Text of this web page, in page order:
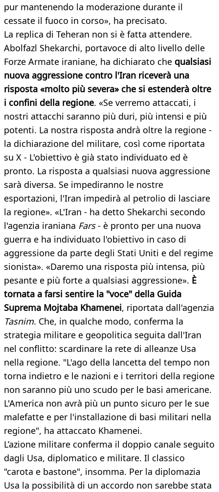
pur mantenendo la moderazione durante il
cessate il fuoco in corso», ha precisato.
La replica di Teheran non si è fatta attendere.
Abolfazl Shekarchi, portavoce di alto livello delle
Forze Armate iraniane, ha dichiarato che qualsiasi
nuova aggressione contro l'Iran riceverà una
risposta «molto più severa» che si estenderà oltre
i confini della regione. «Se verremo attaccati, i
nostri attacchi saranno più duri, più intensi e più
potenti. La nostra risposta andrà oltre la regione -
la dichiarazione del militare, così come riportata
su X - L'obiettivo è già stato individuato ed è
pronto. La risposta a qualsiasi nuova aggressione
sarà diversa. Se impediranno le nostre
esportazioni, l'Iran impedirà al petrolio di lasciare
la regione». «L'Iran - ha detto Shekarchi secondo
l'agenzia iraniana Fars- è pronto per una nuova
guerra e ha individuato l'obiettivo in caso di
aggressione da parte degli Stati Uniti e del regime
sionista». «Daremo una risposta più intensa, più
pesante e più forte a qualsiasi aggressione». È
tornata a farsi sentire la "voce" della Guida
Suprema Mojtaba Khamenei, riportata dall'agenzia
Tasnim. Che, in qualche modo, conferma la
strategia militare e geopolitica seguita dall'Iran
nel conflitto: scardinare la rete di alleanze Usa
nella regione. "L'ago della lancetta del tempo non
torna indietro e le nazioni e i territori della regione
non saranno più uno scudo per le basi americane.
L'America non avrà più un punto sicuro per le sue
malefatte e per l'installazione di basi militari nella
regione", ha attaccato Khamenei.
L’azione militare conferma il doppio canale seguito
dagli Usa, diplomatico e militare. Il classico
"carota e bastone", insomma. Per la diplomazia
Usa la possibilità di un accordo non sarebbe stata